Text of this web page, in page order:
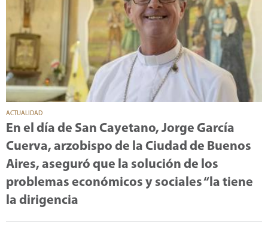
ACTUALIDAD
En el día de San Cayetano, Jorge García
Cuerva, arzobispo de la Ciudad de Buenos
Aires, aseguró que la solución de los
problemas económicos y sociales “la tiene
la dirigencia